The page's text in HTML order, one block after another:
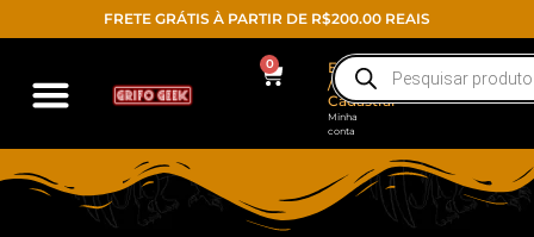
FRETE GRÁTIS À PARTIR DE R$200.00 REAIS
0
Entrar
/
Cadastrar
Minha
conta